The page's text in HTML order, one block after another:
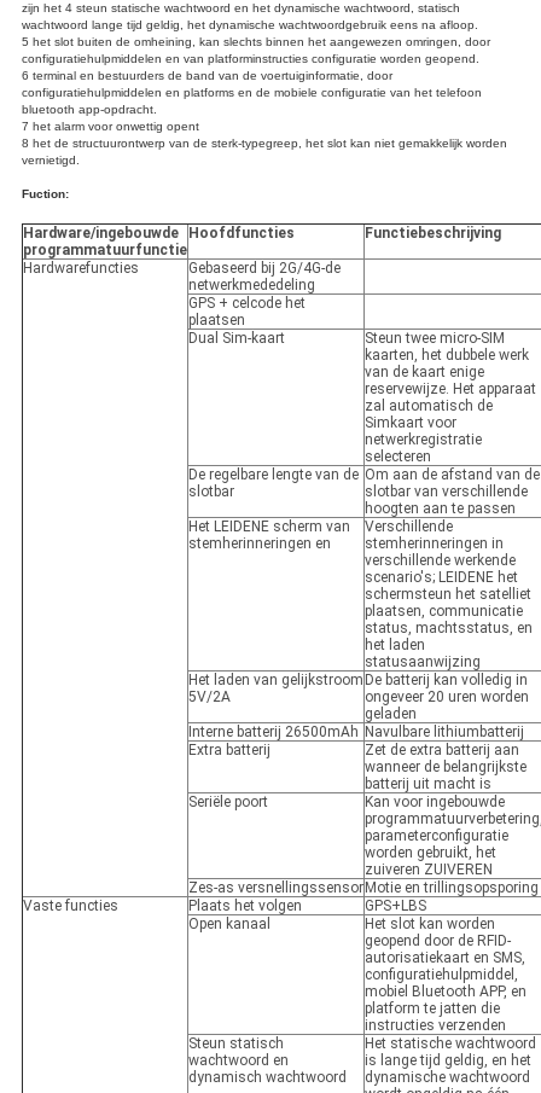
zijn het 4 steun statische wachtwoord en het dynamische wachtwoord, statisch
wachtwoord lange tijd geldig, het dynamische wachtwoordgebruik eens na afloop.
5 het slot buiten de omheining, kan slechts binnen het aangewezen omringen, door
configuratiehulpmiddelen en van platforminstructies configuratie worden geopend.
6 terminal en bestuurders de band van de voertuiginformatie, door
configuratiehulpmiddelen en platforms en de mobiele configuratie van het telefoon
bluetooth app-opdracht.
7 het alarm voor onwettig opent
8 het de structuurontwerp van de sterk-typegreep, het slot kan niet gemakkelijk worden
vernietigd.
Fuction:
Hardware/ingebouwde
programmatuurfunctie
Hoofdfuncties Functiebeschrijving
Hardwarefuncties
Gebaseerd bij 2G/4G-de
netwerkmededeling
GPS + celcode het
plaatsen
Dual Sim-kaart
Steun twee micro-SIM
kaarten, het dubbele werk
van de kaart enige
reservewijze. Het apparaat
zal automatisch de
Simkaart voor
netwerkregistratie
selecteren
De regelbare lengte van de
slotbar
Om aan de afstand van de
slotbar van verschillende
hoogten aan te passen
Het LEIDENE scherm van
stemherinneringen en
Verschillende
stemherinneringen in
verschillende werkende
scenario's; LEIDENE het
schermsteun het satelliet
plaatsen, communicatie
status, machtsstatus, en
het laden
statusaanwijzing
Het laden van gelijkstroom
5V/2A
De batterij kan volledig in
ongeveer 20 uren worden
geladen
Interne batterij 26500mAh Navulbare lithiumbatterij
Extra batterij
Zet de extra batterij aan
wanneer de belangrijkste
batterij uit macht is
Seriële poort
Kan voor ingebouwde
parameterconfiguratie
worden gebruikt, het
zuiveren ZUIVEREN
Zes-as versnellingssensor Motie en trillingsopsporing
Vaste functies
Plaats het volgen
GPS+LBS
Open kanaal
Het slot kan worden
geopend door de RFID-
autorisatiekaart en SMS,
configuratiehulpmiddel,
mobiel Bluetooth APP, en
platform te jatten die
instructies verzenden
Steun statisch
wachtwoord en
dynamisch wachtwoord
Het statische wachtwoord
is lange tijd geldig, en het
dynamische wachtwoord